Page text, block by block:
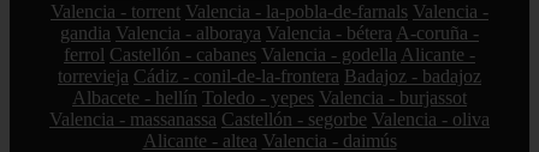
Valencia - torrent Valencia - la-pobla-de-farnals Valencia -
gandia Valencia - alboraya Valencia - bétera A-coruña -
ferrol Castellón - cabanes Valencia - godella Alicante -
torrevieja Cádiz - conil-de-la-frontera Badajoz - badajoz
Albacete - hellín Toledo - yepes Valencia - burjassot
Valencia - massanassa Castellón - segorbe Valencia - oliva
Alicante - altea Valencia - daimús